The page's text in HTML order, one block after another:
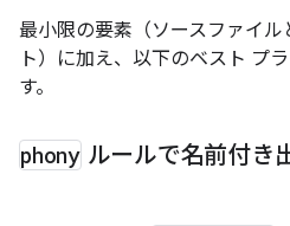
最小限の要素（ソースファイ
ト）に加え、以下のベスト プ
す。
phony ルールで名前付き